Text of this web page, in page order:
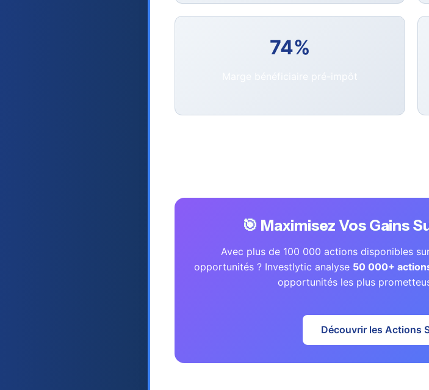
74%
Marge bénéficiaire pré-impôt
🎯 Maximisez Vos Gains
Avec plus de 100 000 actions disponibles
opportunités ? Investlytic analyse 50 000+
opportunités les plus
Découvrir les Actions